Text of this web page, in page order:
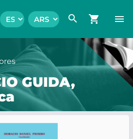
search shopping_cart menu
GUIDA,